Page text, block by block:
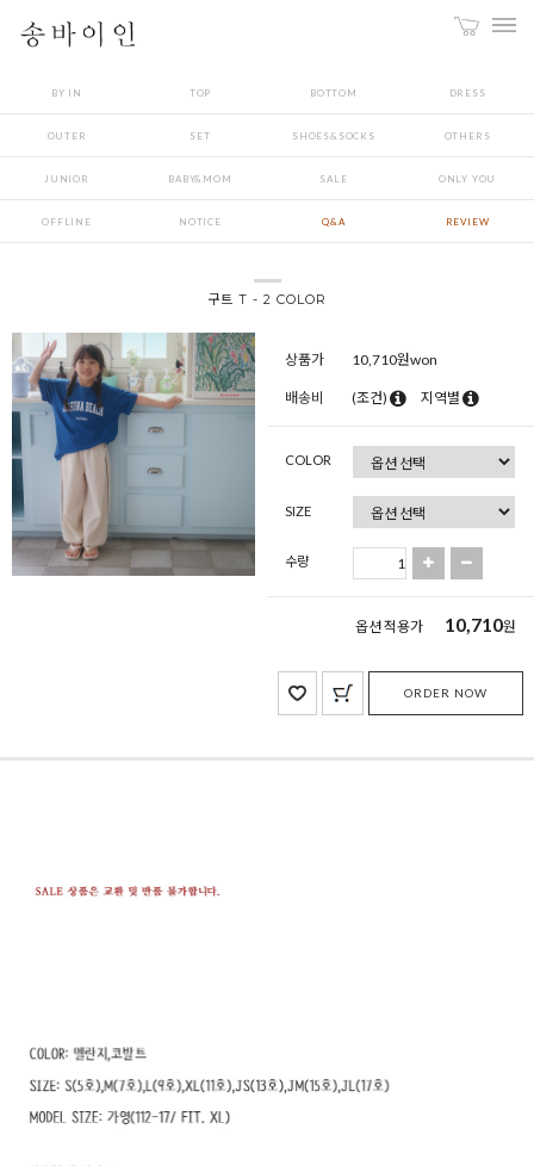
BY IN TOP BOTTOM DRESS
OUTER SET SHOES&SOCKS OTHERS
JUNIOR BABY&MOM SALE ONLY YOU
OFFLINE NOTICE Q&A REVIEW
구트 T - 2 COLOR
상품가 10,710원won
배송비 (조건) 지역별
COLOR
SIZE
수량
옵션 적용가 10,710원
ORDER NOW